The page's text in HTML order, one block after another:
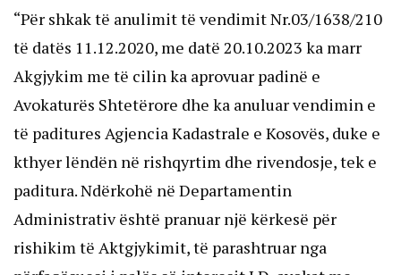
“Për shkak të anulimit të vendimit Nr.03/1638/210
të datës 11.12.2020, me datë 20.10.2023 ka marr
Akgjykim me të cilin ka aprovuar padinë e
Avokaturës Shtetërore dhe ka anuluar vendimin e
të paditures Agjencia Kadastrale e Kosovës, duke e
kthyer lëndën në rishqyrtim dhe rivendosje, tek e
paditura. Ndërkohë në Departamentin
Administrativ është pranuar një kërkesë për
rishikim të Aktgjykimit, të parashtruar nga